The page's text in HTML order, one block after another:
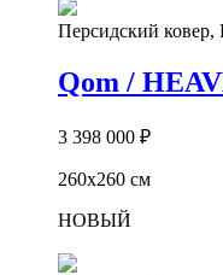
Персидский
Qom /
3 398 000 ₽
260х260 см
НОВЫЙ